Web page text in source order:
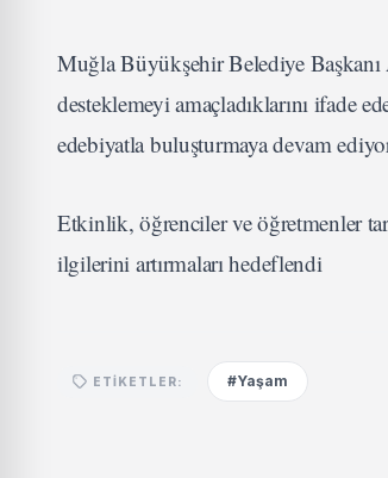
Muğla Büyükşehir Belediye
desteklemeyi amaçladıklarını ifade
edebiyatla buluşturmaya devam
Etkinlik, öğrenciler ve öğretmenler
ilgilerini artırmaları hedeflendi
ETIKETLER: #Yaşam